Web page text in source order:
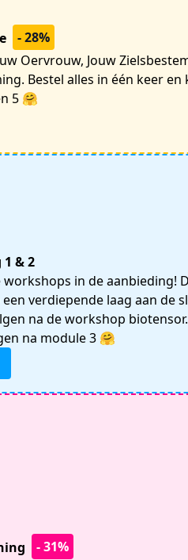
- 28%
Oervrouw, Jouw
Bestel alles in één keer
5 🤗
& 2
in de aanbieding!
verdiepende laag aan de
na de workshop
na module 3 🤗
- 31%